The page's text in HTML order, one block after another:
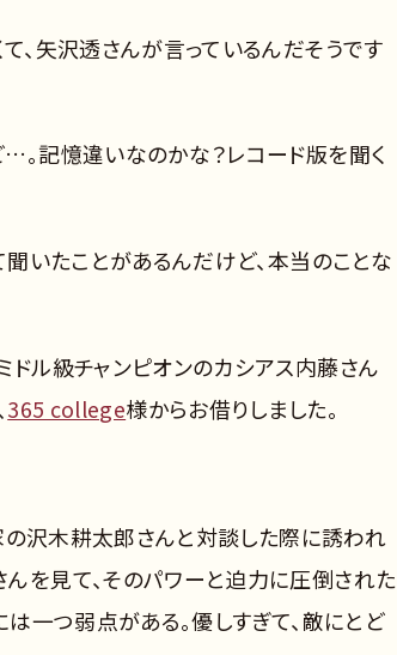
、矢沢透さんが言っているんだそうです
。記憶違いなのかな？レコード版を聞く
聞いたことがあるんだけど、本当のことな
ドル級チャンピオンのカシアス内藤さん
365 college様からお借りしました。
の沢木耕太郎さんと対談した際に誘われ
を見て、そのパワーと迫力に圧倒された
一つ弱点がある。優しすぎて、敵にとど